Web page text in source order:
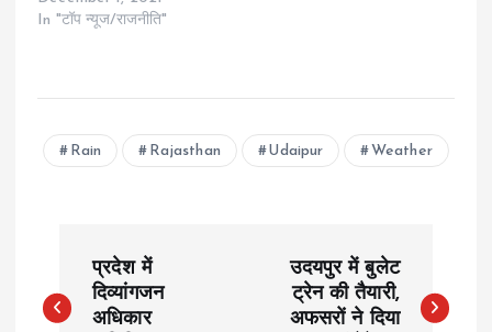
In "टॉप न्यूज/राजनीति"
Rain Rajasthan Udaipur Weather
o
प्रदेश में
दिव्यांगजन
अधिकार
उदयपुर में बुलेट
ट्रेन की तैयारी,
अफसरों ने दिया